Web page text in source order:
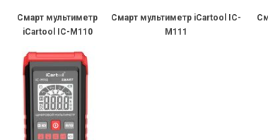
Смарт мультиметр
iCartool IC-M110
Cмарт мультиметр iCartool IC-
M111